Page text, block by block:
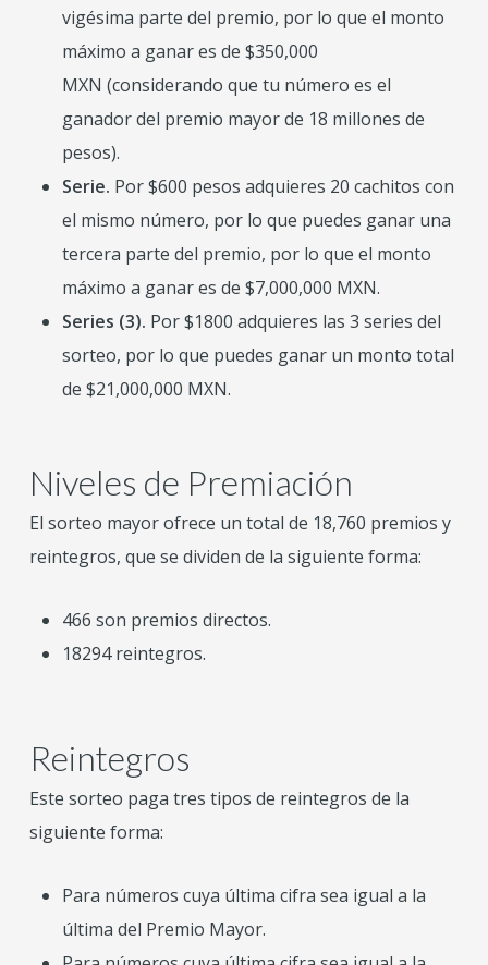
vigésima parte del premio, por lo que el monto
máximo a ganar es de $350,000
MXN (considerando que tu número es el
ganador del premio mayor de 18 millones de
pesos).
Serie. Por $600 pesos adquieres 20 cachitos con
el mismo número, por lo que puedes ganar una
tercera parte del premio, por lo que el monto
máximo a ganar es de $7,000,000 MXN.
Series (3). Por $1800 adquieres las 3 series del
sorteo, por lo que puedes ganar un monto total
de $21,000,000 MXN.
Niveles de Premiación
El sorteo mayor ofrece un total de 18,760 premios y
reintegros, que se dividen de la siguiente forma:
466 son premios directos.
18294 reintegros.
Reintegros
Este sorteo paga tres tipos de reintegros de la
siguiente forma:
Para números cuya última cifra sea igual a la
última del Premio Mayor.